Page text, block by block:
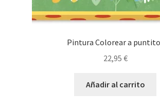
Pintura Colorear a
22,95 €
Añadir al carrito